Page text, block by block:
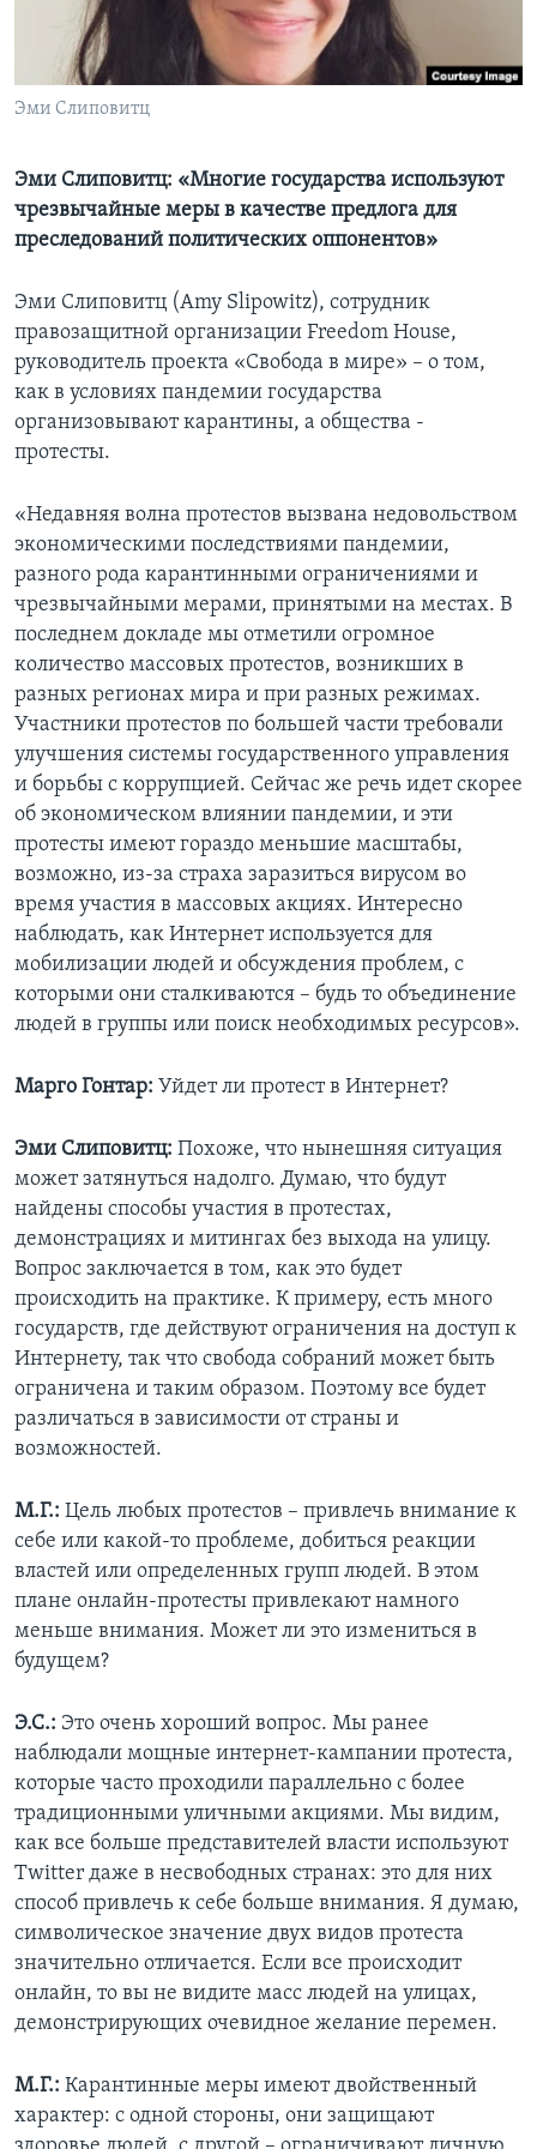
Learning English
СОЦИАЛЬНЫЕ СЕТИ
Языки
Эми Слиповитц
Эми Слиповитц: «Многие государства используют
чрезвычайные меры в качестве предлога для
преследований политических оппонентов»
Эми Слиповитц (Amy Slipowitz), сотрудник
правозащитной организации Freedom House,
руководитель проекта «Свобода в мире» – о том,
как в условиях пандемии государства
организовывают карантины, а общества -
протесты.
«Недавняя волна протестов вызвана недовольством
экономическими последствиями пандемии,
разного рода карантинными ограничениями и
чрезвычайными мерами, принятыми на местах. В
последнем докладе мы отметили огромное
количество массовых протестов, возникших в
разных регионах мира и при разных режимах.
Участники протестов по большей части требовали
улучшения системы государственного управления
и борьбы с коррупцией. Сейчас же речь идет скорее
об экономическом влиянии пандемии, и эти
протесты имеют гораздо меньшие масштабы,
возможно, из-за страха заразиться вирусом во
время участия в массовых акциях. Интересно
наблюдать, как Интернет используется для
мобилизации людей и обсуждения проблем, с
которыми они сталкиваются – будь то объединение
людей в группы или поиск необходимых ресурсов».
Марго Гонтар: Уйдет ли протест в Интернет?
Эми Слиповитц: Похоже, что нынешняя ситуация
может затянуться надолго. Думаю, что будут
найдены способы участия в протестах,
демонстрациях и митингах без выхода на улицу.
Вопрос заключается в том, как это будет
происходить на практике. К примеру, есть много
государств, где действуют ограничения на доступ к
Интернету, так что свобода собраний может быть
ограничена и таким образом. Поэтому все будет
различаться в зависимости от страны и
возможностей.
М.Г.: Цель любых протестов – привлечь внимание к
себе или какой-то проблеме, добиться реакции
властей или определенных групп людей. В этом
плане онлайн-протесты привлекают намного
меньше внимания. Может ли это измениться в
будущем?
Э.С.: Это очень хороший вопрос. Мы ранее
наблюдали мощные интернет-кампании протеста,
которые часто проходили параллельно с более
традиционными уличными акциями. Мы видим,
как все больше представителей власти используют
Twitter даже в несвободных странах: это для них
способ привлечь к себе больше внимания. Я думаю,
символическое значение двух видов протеста
значительно отличается. Если все происходит
онлайн, то вы не видите масс людей на улицах,
демонстрирующих очевидное желание перемен.
М.Г.: Карантинные меры имеют двойственный
характер: с одной стороны, они защищают